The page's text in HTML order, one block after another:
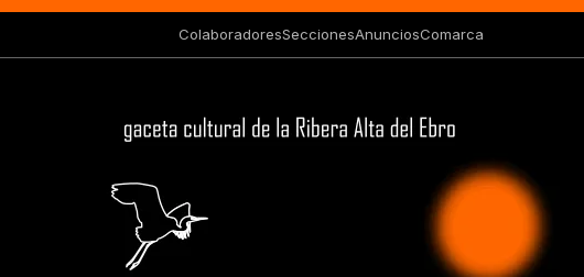
ColaboradoresSeccionesAnunciosComarca